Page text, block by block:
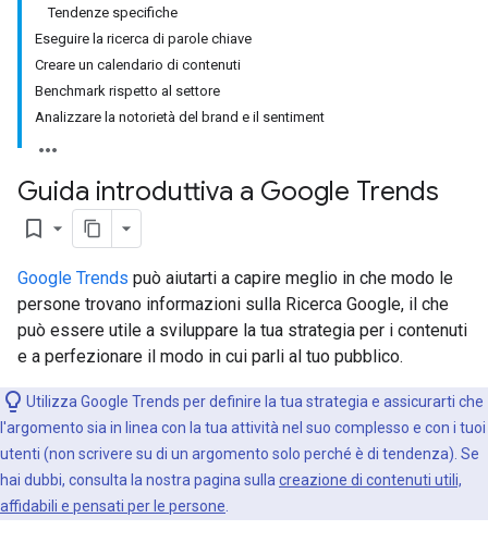
Tendenze specifiche
Eseguire la ricerca di parole chiave
Creare un calendario di contenuti
Benchmark rispetto al settore
Analizzare la notorietà del brand e il sentiment
Guida introduttiva a Google Trends
bookmark_border
Google Trends può aiutarti a capire meglio in che modo le
persone trovano informazioni sulla Ricerca Google, il che
può essere utile a sviluppare la tua strategia per i contenuti
e a perfezionare il modo in cui parli al tuo pubblico.
Utilizza Google Trends per definire la tua strategia e assicurarti che
l'argomento sia in linea con la tua attività nel suo complesso e con i tuoi
utenti (non scrivere su di un argomento solo perché è di tendenza). Se
hai dubbi, consulta la nostra pagina sulla creazione di contenuti utili,
affidabili e pensati per le persone